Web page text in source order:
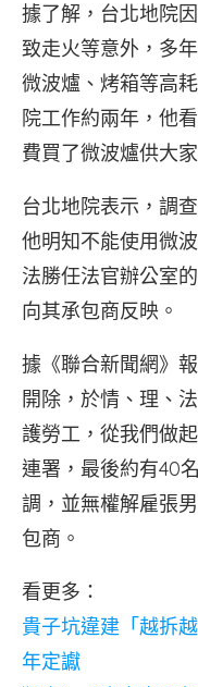
據了解，台北地院
致走火等意外，多
微波爐、烤箱等高
院工作約兩年，他
費買了微波爐供大
台北地院表示，調
他明知不能使用微
法勝任法官辦公室
向其承包商反映。
據《聯合新聞網》
開除，於情、理、
護勞工，從我們做
連署，最後約有40
調，並無權解雇張
包商。
看更多：
貴子坑違建「越拆
年定讞